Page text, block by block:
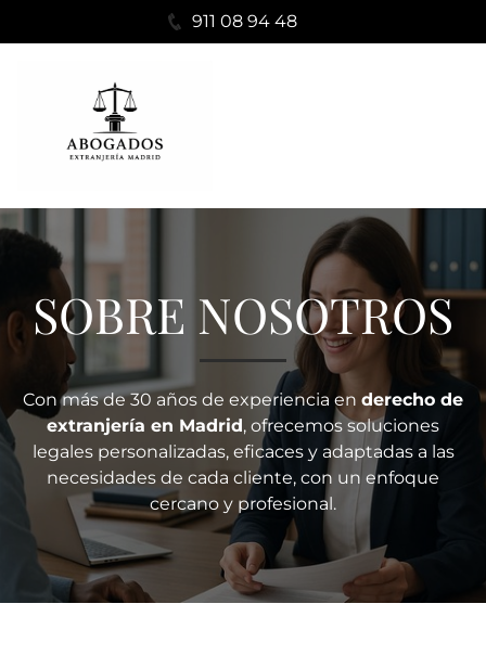
911 08 94 48
SOBRE NOSOTROS
Con más de 30 años de experiencia en derecho de
extranjería en Madrid, ofrecemos soluciones
legales personalizadas, eficaces y adaptadas a las
necesidades de cada cliente, con un enfoque
cercano y profesional.